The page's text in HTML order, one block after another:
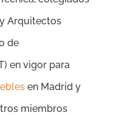
Arquitectos
de
en vigor para
en Madrid y
miembros